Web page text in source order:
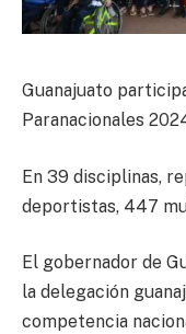
Guanajuato
Paranacionales
En 39 disciplinas,
deportistas, 447
El gobernador de
la delegación
competencia